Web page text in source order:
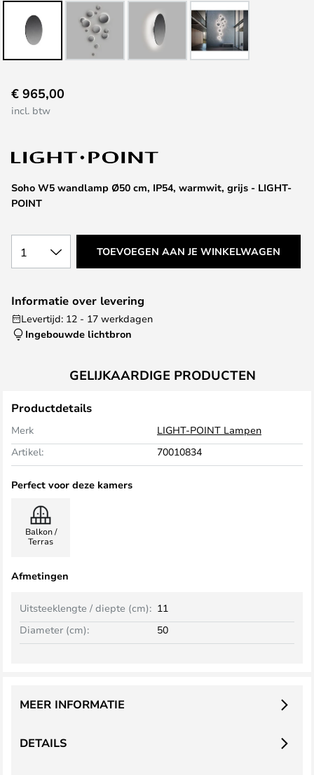
naar
het
van
afbeeldingen-
gallerij
Soho W5 wandlamp Ø50 cm, IP54, warmwit, grijs - LIGHT-
POINT
€ 965,00
incl. btw
1 TOEVOEGEN AAN JE WINKELWAGEN
Informatie over levering
Levertijd: 12 - 17 werkdagen
Ingebouwde lichtbron
GELIJKAARDIGE PRODUCTEN
Productdetails
Merk
LIGHT-POINT Lampen
Artikel:
70010834
Perfect voor deze kamers
Balkon /
Terras
Afmetingen
Uitsteeklengte / diepte (cm): 11
Diameter (cm):
50
DETAILS
MEER INFORMATIE